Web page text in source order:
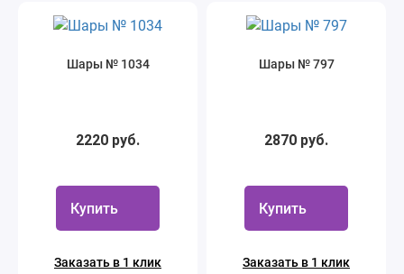
Шары № 1034
2220 руб.
Купить
Заказать в 1 клик
Шары № 797
2870 руб.
Купить
Заказать в 1 клик